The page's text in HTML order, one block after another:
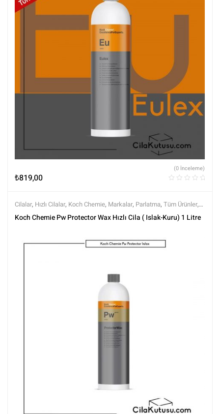
₺819,00
(0 İnceleme)
Cilalar, Hızlı Cilalar, Koch Chemie, Markalar, Parlatma, Tüm Ürünler,
Tüm Ürünler
Koch Chemie Pw Protector Wax Hızlı Cila ( Islak-Kuru) 1 Litre